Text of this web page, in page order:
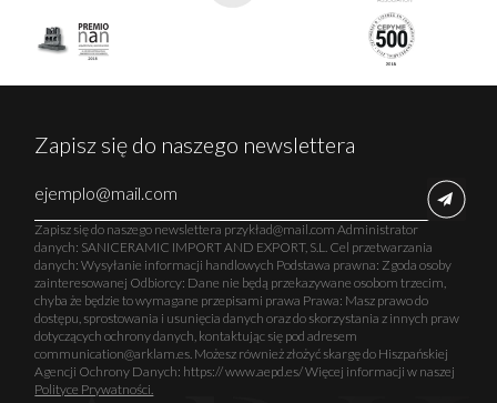
Zapisz się do naszego newslettera
Zapisz się do naszego newslettera przykład@mail.com Administrator
danych: SANICERAMIC IMPORT AND EXPORT, S.L. Cel przetwarzania
danych: Wysyłanie informacji handlowych Podstawa prawna: Zgoda osoby
zainteresowanej Odbiorcy: Dane nie będą przekazywane osobom trzecim,
chyba że będzie to wymagane przepisami prawa Prawa: Masz prawo do
dostępu, sprostowania i usunięcia danych oraz do skorzystania z innych praw
dotyczących ochrony danych, kontaktując się pod adresem
communication@arklam.es. Możesz również złożyć skargę do Hiszpańskiej
Agencji Ochrony Danych: https:// www.aepd.es/ Więcej informacji w naszej
Polityce Prywatności.